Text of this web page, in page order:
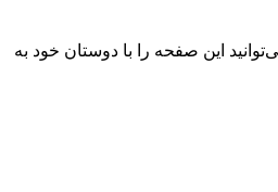
این صفحه را با دوستان خود به